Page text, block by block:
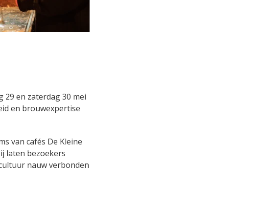
29 en zaterdag 30 mei
en brouwexpertise
van cafés De Kleine
laten bezoekers
nauw verbonden